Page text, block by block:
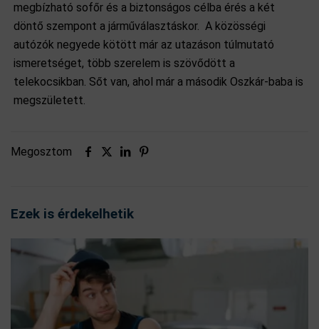
megbízható sofőr és a biztonságos célba érés a két
döntő szempont a járműválasztáskor. A közösségi
autózók negyede kötött már az utazáson túlmutató
ismeretséget, több szerelem is szövődött a
telekocsikban. Sőt van, ahol már a második Oszkár-baba is
megszületett.
Megosztom
Ezek is érdekelhetik